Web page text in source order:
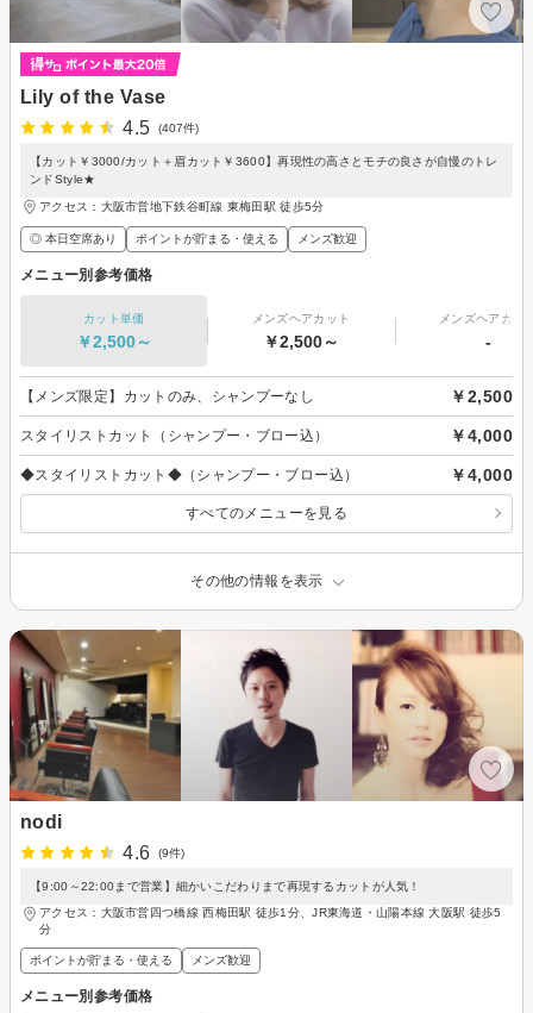
Lily of the Vase
4.5
(407件)
【カット￥3000/カット＋眉カット￥3600】再現性の高さとモチの良さが自慢のトレ
ンドStyle★
アクセス：大阪市営地下鉄谷町線 東梅田駅 徒歩5分
◎ 本日空席あり ポイントが貯まる・使える メンズ歓迎
メニュー別参考価格
カット単価
￥2,500～
メンズヘアカット
￥2,500～
メンズヘアカラ
-
【メンズ限定】カットのみ、シャンプーなし ￥2,500
スタイリストカット（シャンプー・ブロー込） ￥4,000
◆スタイリストカット◆（シャンプー・ブロー込） ￥4,000
すべてのメニューを見る
その他の情報を表示
nodi
4.6
(9件)
【9:00～22:00まで営業】細かいこだわりまで再現するカットが人気！
アクセス：大阪市営四つ橋線 西梅田駅 徒歩1分、JR東海道・山陽本線 大阪駅 徒歩5
分
ポイントが貯まる・使える メンズ歓迎
メニュー別参考価格